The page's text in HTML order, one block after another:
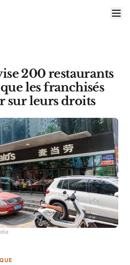
200 restaurants
que les franchisés
sur leurs droits